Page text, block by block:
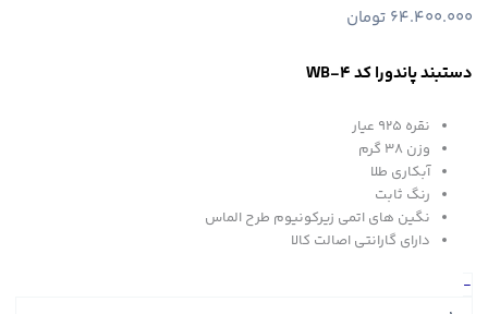
64.400.000 تومان
دستبند پاندورا کد WB-4
نقره ۹۲۵ عیار
وزن ۳۸ گرم
آبکاری طلا
رنگ ثابت
نگین های اتمی زیرکونیوم طرح الماس
دارای گارانتی اصالت کالا
-